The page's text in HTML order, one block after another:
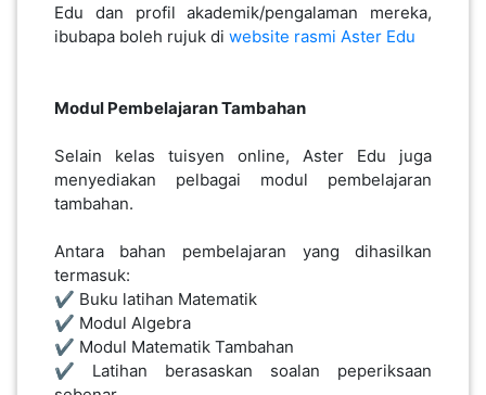
Edu dan profil akademik/pengalaman mereka,
ibubapa boleh rujuk di website rasmi Aster Edu
Modul Pembelajaran Tambahan
Selain kelas tuisyen online, Aster Edu juga
menyediakan pelbagai modul pembelajaran
tambahan.
Antara bahan pembelajaran yang dihasilkan
termasuk:
✔️ Buku latihan Matematik
✔️ Modul Algebra
✔️ Modul Matematik Tambahan
✔️ Latihan berasaskan soalan peperiksaan